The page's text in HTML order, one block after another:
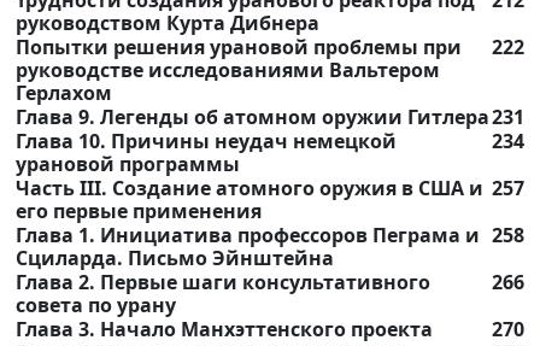
руководством Курта Дибнера
Попытки решения урановой проблемы при
руководстве исследованиями Вальтером
Герлахом
222
Глава 9. Легенды об атомном оружии Гитлера231
Глава 10. Причины неудач немецкой
урановой программы
234
Часть III. Создание атомного оружия в США и
его первые применения
257
Глава 1. Инициатива профессоров Пеграма и
Сциларда. Письмо Эйнштейна
258
Глава 2. Первые шаги консультативного
совета по урану
266
Глава 3. Начало Манхэттенского проекта
270